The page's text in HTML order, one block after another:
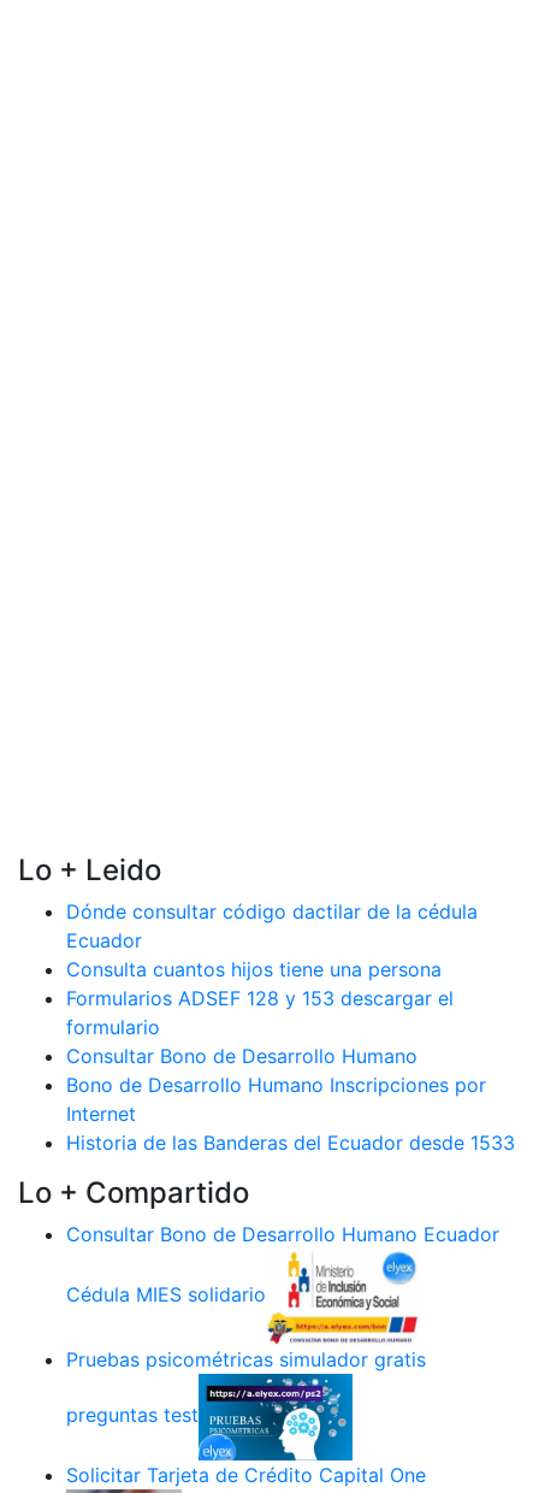
Lo + Leido
Dónde consultar código dactilar de la cédula
Ecuador
Consulta cuantos hijos tiene una persona
Formularios ADSEF 128 y 153 descargar el
formulario
Consultar Bono de Desarrollo Humano
Bono de Desarrollo Humano Inscripciones por
Internet
Historia de las Banderas del Ecuador desde 1533
Lo + Compartido
Consultar Bono de Desarrollo Humano Ecuador
Cédula MIES solidario
Pruebas psicométricas simulador gratis
preguntas test
Solicitar Tarjeta de Crédito Capital One